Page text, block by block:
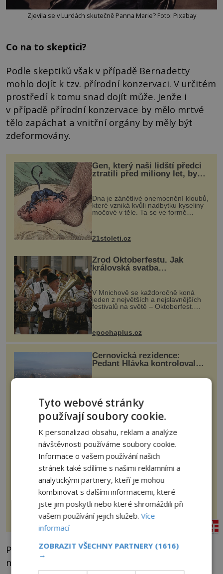
Zjevila se v Lurdách skutečně Panna Marie? Foto: Pixabay
Co na to skeptici?
Podle skeptiků však v případě Bernadetty
mohlo dojít k tzv. přírodní konzervaci. V určitém
prostředí k tomu snad dojít může. Jenže i
v případě přírodní konzervace by mělo mrtvé
tělo zapáchat a vnitřní orgány by měly být
zdeformovány.
Gen, který naši lidští předci
ztratili před miliony let, by
mohl pomoci s léčbou
„nemoci králů“
Dna je zánětlivé onemocnění kloubů,
které vzniká kvůli nadbytku kyseliny
močové v těle. Ta se ve formě
nohou, a způsobuje bole...
21stoleti.cz
Zrod Oktoberfestu. Jak
královská svatba
odstartovala největší pivní
festival světa
V Mnichově se každoročně koná
jeden z největších a nejslavnějších
festivalů na světě – Oktoberfest.
návštěvníků, kteří si vychutnávají
kultur...
epochaplus.cz
Černovická rezidence:
Pedant Hlávka kontroloval
areálu, za jehož vznikem stál slavný
český architekt Josef Hlávka. Ten si
na něm dal mimořádně záležet. Jeho
stavební plány by při ...
historyplus.cz
Balkánské recepty, dobroty z
dovolené
Měli jste se krásně, ochutnali jste
zajímavé pokrmy a rádi byste si ten
zážitek zopakovali? Není nic
snazšího. Pljeskavica (10 porcí)
Možná jste ji ochutnali na dovolené v
bývalé Jugoslávii, lze ji vi...
panidomu.cz
Podle svědků však mrtvá Bernadette voní a
například její játra si po smrti údajně
Tyto webové stránky
používají soubory cookie.
K personalizaci obsahu, reklam a analýze
návštěvnosti používáme soubory cookie.
Informace o vašem používání našich
stránek také sdílíme s našimi reklamními a
analytickými partnery, kteří je mohou
kombinovat s dalšími informacemi, které
jste jim poskytli nebo které shromáždili při
vašem používání jejich služeb.Více
informací
ZOBRAZIT VŠECHNY PARTNERY (1616)
→